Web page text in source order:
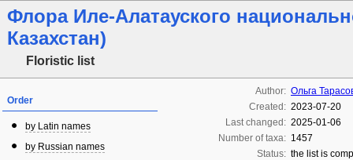
Флора Иле-Алатауского
Казахстан)
Floristic list
Order
by Latin names
by Russian names
Author: Ольга
Created: 2023-07-20
Last changed: 2025-01-06
Number of taxa: 1457
Status: the list is